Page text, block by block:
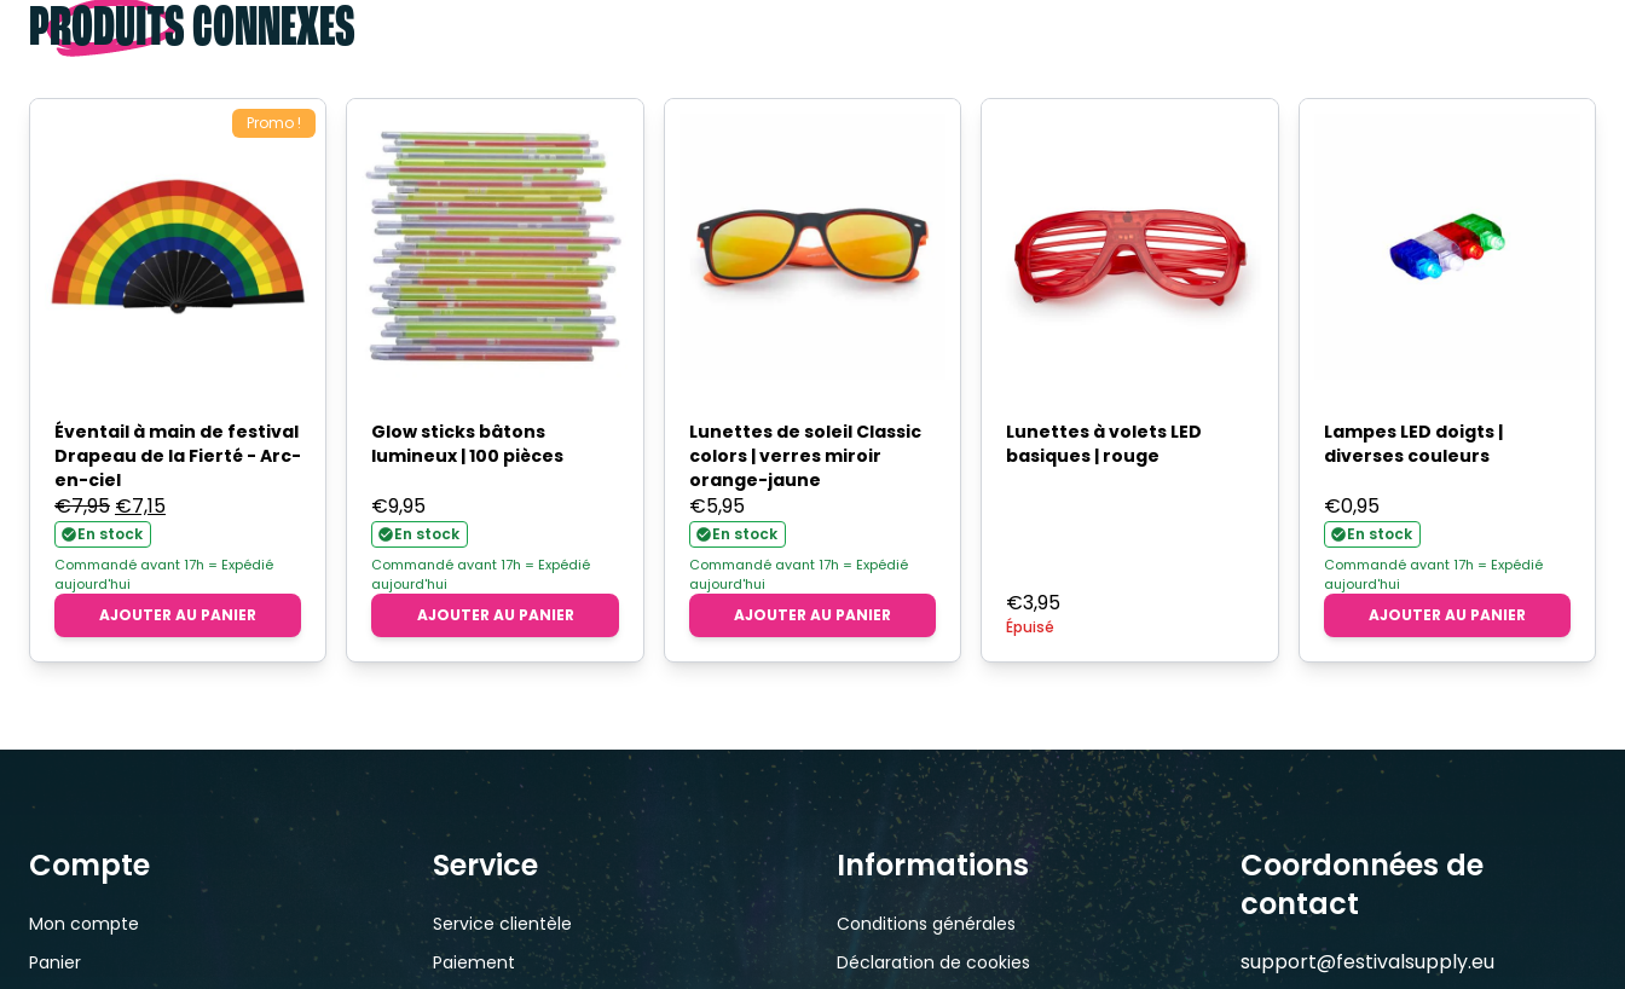
PRODUITS CONNEXES
Promo !
Éventail à main de festival
Drapeau de la Fierté - Arc-
en-ciel
€7,95 Le
prix
initial
était :
€7,95.
€7,15Le
actuel
est :
€7,15.
En stock
Commandé avant 17h = Expédié
aujourd'hui
AJOUTER AU PANIER
Glow sticks bâtons
lumineux | 100 pièces
€9,95
En stock
Commandé avant 17h = Expédié
aujourd'hui
AJOUTER AU PANIER
Lunettes de soleil Classic
colors | verres miroir
orange-jaune
€5,95
En stock
Commandé avant 17h = Expédié
aujourd'hui
AJOUTER AU PANIER
Lunettes à volets LED
basiques | rouge
€3,95
Épuisé
Lampes LED doigts |
diverses couleurs
€0,95
En stock
Commandé avant 17h = Expédié
aujourd'hui
AJOUTER AU PANIER
Compte
Mon compte
Panier
Service
Service clientèle
Paiement
Informations
Conditions générales
Déclaration de cookies
Coordonnées de
contact
support@festivalsupply.eu